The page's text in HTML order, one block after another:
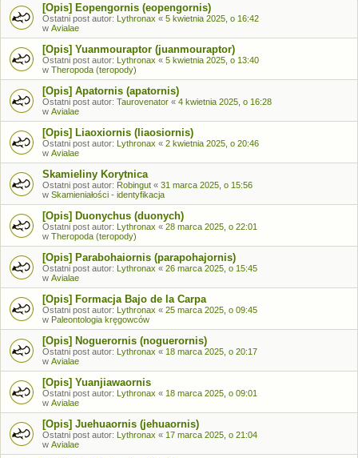
[Opis] Eopengornis (eopengornis)
Ostatni post autor: Lythronax « 5 kwietnia 2025, o 16:42
w Avialae
[Opis] Yuanmouraptor (juanmouraptor)
Ostatni post autor: Lythronax « 5 kwietnia 2025, o 13:40
w Theropoda (teropody)
[Opis] Apatornis (apatornis)
Ostatni post autor: Taurovenator « 4 kwietnia 2025, o 16:28
w Avialae
[Opis] Liaoxiornis (liaosiornis)
Ostatni post autor: Lythronax « 2 kwietnia 2025, o 20:46
w Avialae
Skamieliny Korytnica
Ostatni post autor: Robingut « 31 marca 2025, o 15:56
w Skamieniałości - identyfikacja
[Opis] Duonychus (duonych)
Ostatni post autor: Lythronax « 28 marca 2025, o 22:01
w Theropoda (teropody)
[Opis] Parabohaiornis (parapohajornis)
Ostatni post autor: Lythronax « 26 marca 2025, o 15:45
w Avialae
[Opis] Formacja Bajo de la Carpa
Ostatni post autor: Lythronax « 25 marca 2025, o 09:45
w Paleontologia kręgowców
[Opis] Noguerornis (noguerornis)
Ostatni post autor: Lythronax « 18 marca 2025, o 20:17
w Avialae
[Opis] Yuanjiawaornis
Ostatni post autor: Lythronax « 18 marca 2025, o 09:01
w Avialae
[Opis] Juehuaornis (jehuaornis)
Ostatni post autor: Lythronax « 17 marca 2025, o 21:04
w Avialae